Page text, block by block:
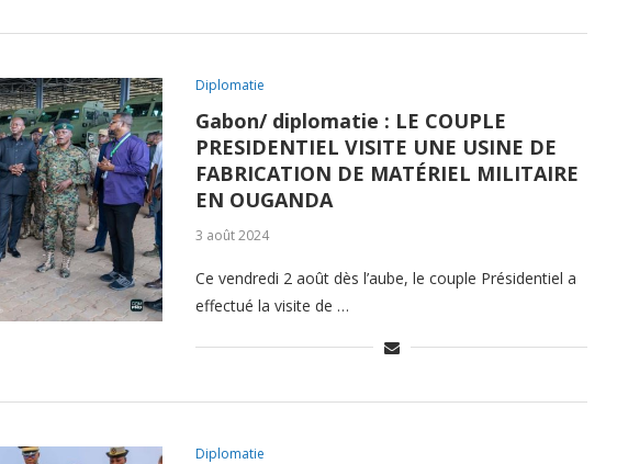
Diplomatie
Gabon/ diplomatie : LE COUPLE
PRESIDENTIEL VISITE UNE USINE DE
FABRICATION DE MATÉRIEL MILITAIRE
EN OUGANDA
3 août 2024
Ce vendredi 2 août dès l’aube, le couple Présidentiel a
effectué la visite de …
Diplomatie